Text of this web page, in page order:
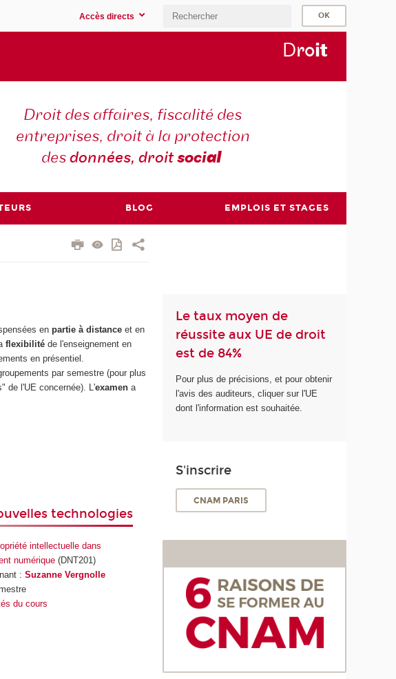
Accès directs
Droit
Droit des affaires, fiscalité des
entreprises, droit à la protection
desdonnées, droitsocial
BLOG EMPLOIS ET STAGES
enpartie à distance et en
flexibilité de l'enseignement en
en présentiel.
par semestre (pour plus
de l'UE concernée). L'examen a
technologies
intellectuelle dans
numérique (DNT201)
: Suzanne Vergnolle
du cours
Le taux moyen de
réussite aux UE de droit
est de 84%
Pour plus de précisions, et pour obtenir
l'avis des auditeurs, cliquer sur l'UE
dont l'information est souhaitée.
S'inscrire
CNAM PARIS